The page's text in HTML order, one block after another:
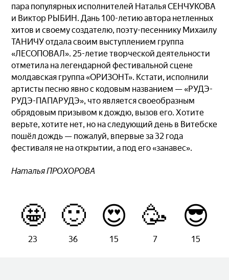
пара популярных исполнителей Наталья СЕНЧУКОВА
и Виктор РЫБИН. Дань 100-летию автора нетленных
хитов и своему создателю, поэту-песеннику Михаилу
ТАНИЧУ отдала своим выступлением группа
«ЛЕСОПОВАЛ». 25-летие творческой деятельности
отметила на легендарной фестивальной сцене
молдавская группа «ОРИЗОНТ». Кстати, исполнили
артисты песню явно с кодовым названием — «РУДЭ-
РУДЭ-ПАПАРУДЭ», что является своеобразным
обрядовым призывом к дождю, вызов его. Хотите
верьте, хотите нет, но на следующий день в Витебске
пошёл дождь — пожалуй, впервые за 32 года
фестиваля не на открытии, а под его «занавес».
Наталья ПРОХОРОВА
🤩
23
🙂
36
😍
15
🥳
7
😎
15